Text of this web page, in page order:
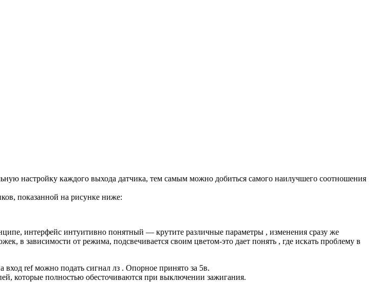
настройку каждого выхода датчика, тем самым можно добиться самого наилучшего соотношения
показанной на рисунке ниже:
интерфейс интуитивно понятный — крутите различные параметры , изменения сразу же
в зависимости от режима, подсвечивается своим цветом-это дает понять , где искать проблему в
вход ref можно подать сигнал лз . Опорное принято за 5в.
которые полностью обесточиваются при выключении зажигания.